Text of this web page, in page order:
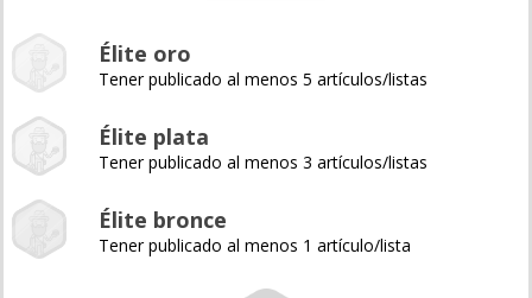
Élite oro
Tener publicado al menos 5 artículos/listas
Élite plata
Tener publicado al menos 3 artículos/listas
Élite bronce
Tener publicado al menos 1 artículo/lista